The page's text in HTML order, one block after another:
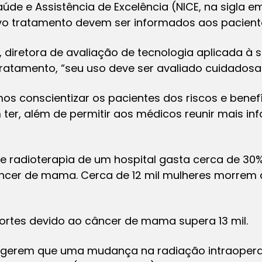
e Assistência de Excelência (NICE, na sigla
tratamento devem ser informados aos
diretora de avaliação de tecnologia aplicada à
“seu uso deve ser avaliado
conscientizar os pacientes dos riscos e
além de permitir aos médicos reunir mais
radioterapia de um hospital gasta cerca de
de mama. Cerca de 12 mil mulheres
devido ao câncer de mama supera 13 mil.
que uma mudança na radiação